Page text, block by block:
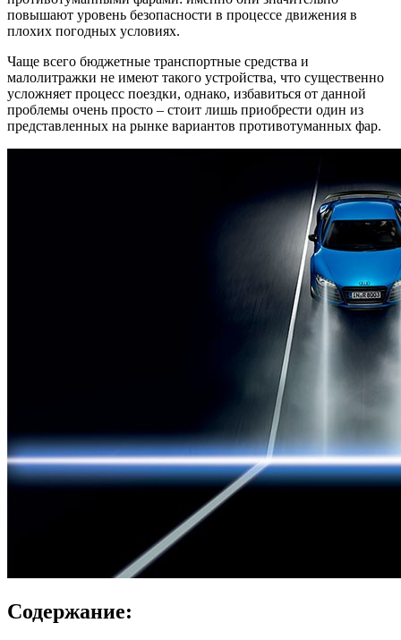
повышают уровень безопасности в процессе движения в
плохих погодных условиях.
Чаще всего бюджетные транспортные средства и
малолитражки не имеют такого устройства, что существенно
усложняет процесс поездки, однако, избавиться от данной
проблемы очень просто – стоит лишь приобрести один из
представленных на рынке вариантов противотуманных фар.
Содержание: